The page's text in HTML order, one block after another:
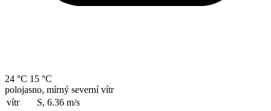
24 °C 15 °C
polojasno, mírný severní vítr
vítr
S, 6.36 m/s